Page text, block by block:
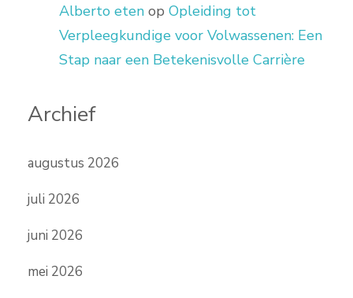
Alberto eten op Opleiding tot
Verpleegkundige voor Volwassenen: Een
Stap naar een Betekenisvolle Carrière
Archief
augustus 2026
juli 2026
juni 2026
mei 2026